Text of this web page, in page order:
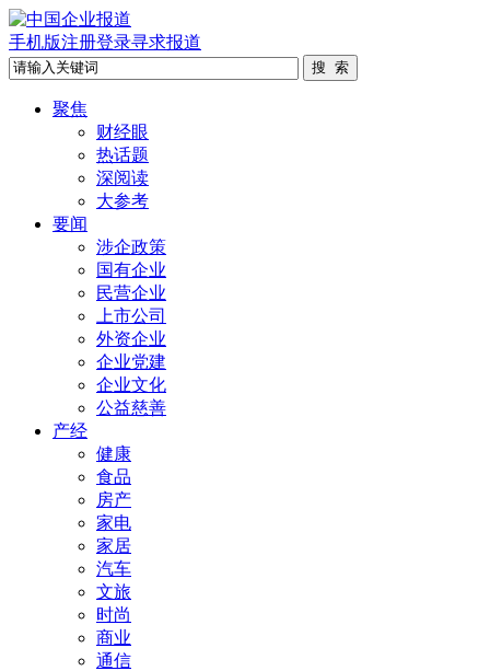
手机版注册登录寻求报道
聚焦
财经眼
热话题
深阅读
大参考
要闻
涉企政策
国有企业
民营企业
上市公司
外资企业
企业党建
企业文化
公益慈善
产经
健康
食品
房产
家电
家居
汽车
文旅
时尚
商业
通信